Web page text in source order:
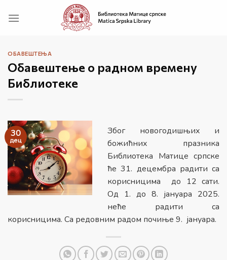
ОБАВЕШТЕЊА
Обавештење о радном времену
Библиотеке
30
дец
Због новогодишњих и
божићних празника
Библиотека Матице српске
ће 31. децембра радити са
корисницима до 12 сати.
Од 1. до 8. јануара 2025.
неће радити са
корисницима. Са редовним радом почиње 9. јануара.